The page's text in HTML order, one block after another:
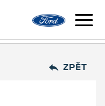
ZPĚT